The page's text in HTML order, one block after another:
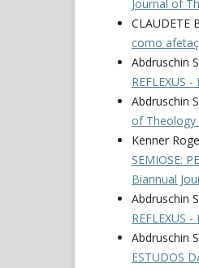
Journal of
CLAUDETE
como
Abdruschin
REFLEXUS
Abdruschin
of Theology
Kenner
SEMIOSE:
Biannual
Abdruschin
REFLEXUS
Abdruschin
ESTUDOS